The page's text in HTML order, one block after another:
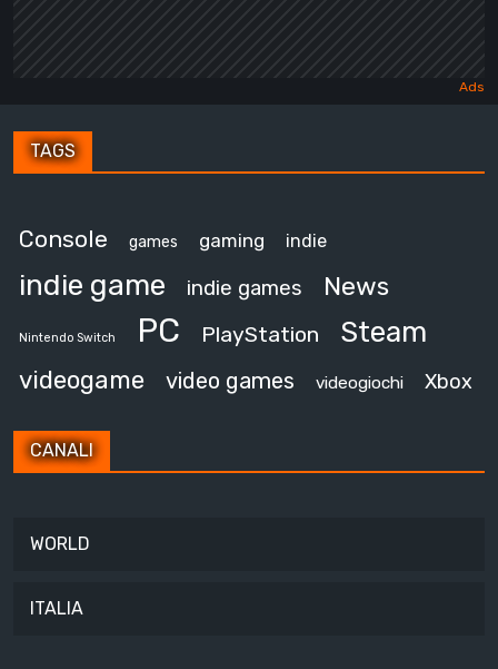
TAGS
Console games gaming indie
indie game indie games News
Nintendo Switch PC PlayStation Steam
videogame video games videogiochi Xbox
CANALI
WORLD
ITALIA